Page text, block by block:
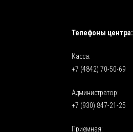
Телефоны центра:
Касса:
+7 (4842) 70-50-69
Администратор:
+7 (930) 847-21-25
Приемная: